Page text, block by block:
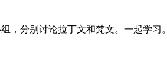
，分别讨论拉丁文和梵文。一起学习。